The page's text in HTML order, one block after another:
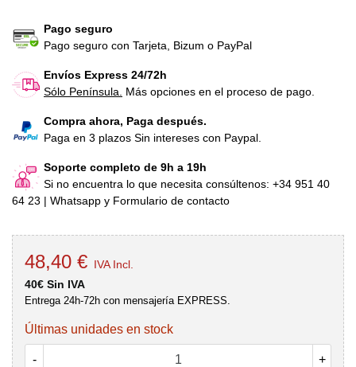
Pago seguro
Pago seguro con Tarjeta, Bizum o PayPal
Envíos Express 24/72h
Sólo Península.
Más opciones en el proceso de pago.
Compra ahora, Paga después.
Paga en 3 plazos Sin intereses con Paypal.
Soporte completo de 9h a 19h
Si no encuentra lo que necesita consúltenos: +34 951 40
64 23 | Whatsapp y Formulario de contacto
48,40 € IVA Incl.
40€ Sin IVA
Entrega 24h-72h con mensajería EXPRESS.
Últimas unidades en stock
- +